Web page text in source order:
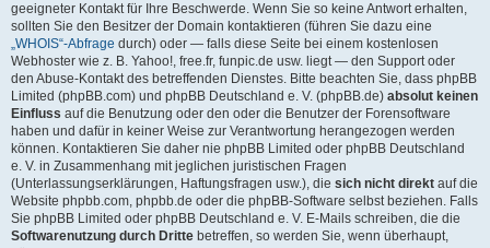
geeigneter Kontakt für Ihre Beschwerde. Wenn Sie so keine Antwort erhalten,
sollten Sie den Besitzer der Domain kontaktieren (führen Sie dazu eine
„WHOIS“-Abfrage durch) oder — falls diese Seite bei einem kostenlosen
Webhoster wie z. B. Yahoo!, free.fr, funpic.de usw. liegt — den Support oder
den Abuse-Kontakt des betreffenden Dienstes. Bitte beachten Sie, dass phpBB
Limited (phpBB.com) und phpBB Deutschland e. V. (phpBB.de) absolut keinen
Einfluss auf die Benutzung oder den oder die Benutzer der Forensoftware
haben und dafür in keiner Weise zur Verantwortung herangezogen werden
können. Kontaktieren Sie daher nie phpBB Limited oder phpBB Deutschland
e. V. in Zusammenhang mit jeglichen juristischen Fragen
(Unterlassungserklärungen, Haftungsfragen usw.), die sich nicht direkt auf die
Website phpbb.com, phpbb.de oder die phpBB-Software selbst beziehen. Falls
Sie phpBB Limited oder phpBB Deutschland e. V. E-Mails schreiben, die die
Softwarenutzung durch Dritte betreffen, so werden Sie, wenn überhaupt,